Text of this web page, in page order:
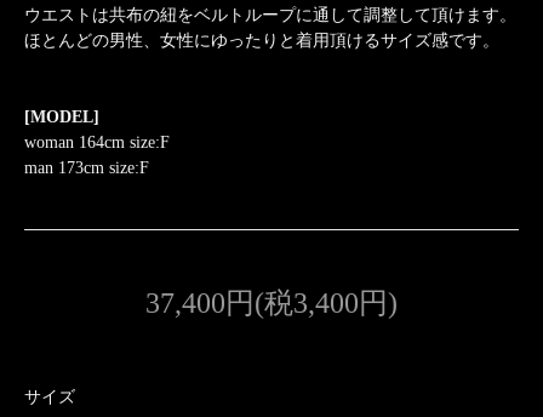
ウエストは共布の紐をベルトループに通して調整して頂けます。
ほとんどの男性、女性にゆったりと着用頂けるサイズ感です。
[MODEL]
woman 164cm size:F
man 173cm size:F
37,400円(税3,400円)
サイズ